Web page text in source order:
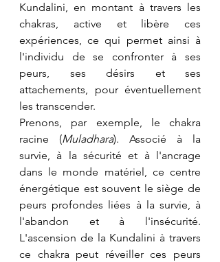
Kundalini, en montant à travers les
chakras, active et libère ces
expériences, ce qui permet ainsi à
l'individu de se confronter à ses
peurs, ses désirs et ses
attachements, pour éventuellement
les transcender.
Prenons, par exemple, le chakra
racine (Muladhara). Associé à la
survie, à la sécurité et à l'ancrage
dans le monde matériel, ce centre
énergétique est souvent le siège de
peurs profondes liées à la survie, à
l'abandon et à l'insécurité.
L'ascension de la Kundalini à travers
ce chakra peut réveiller ces peurs